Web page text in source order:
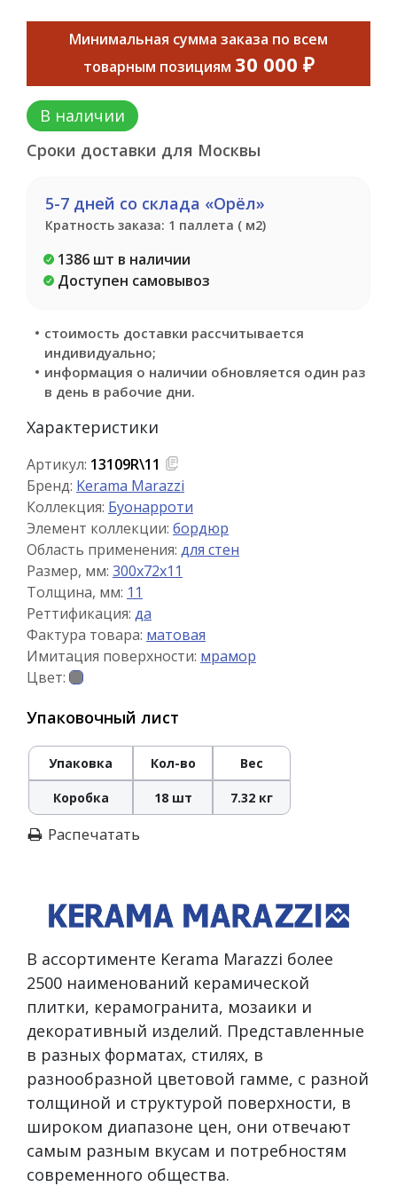
Минимальная сумма заказа по всем
товарным позициям 30 000 ₽
В наличии
Сроки доставки для Москвы
5-7 дней со склада «Орёл»
Кратность заказа: 1 паллета ( м2)
1386 шт в наличии
Доступен самовывоз
стоимость доставки рассчитывается
индивидуально;
информация о наличии обновляется один раз
в день в рабочие дни.
Характеристики
Артикул: 13109R\11
Бренд: Kerama Marazzi
Коллекция: Буонарроти
Элемент коллекции: бордюр
Область применения: для стен
Размер, мм: 300x72x11
Толщина, мм: 11
Реттификация: да
Фактура товара: матовая
Имитация поверхности: мрамор
Цвет:
Упаковочный лист
Упаковка Кол-во Вес
Коробка 18 шт 7.32 кг
Распечатать
В ассортименте Kerama Marazzi более
2500 наименований керамической
плитки, керамогранита, мозаики и
декоративный изделий. Представленные
в разных форматах, стилях, в
разнообразной цветовой гамме, с разной
толщиной и структурой поверхности, в
широком диапазоне цен, они отвечают
самым разным вкусам и потребностям
современного общества.